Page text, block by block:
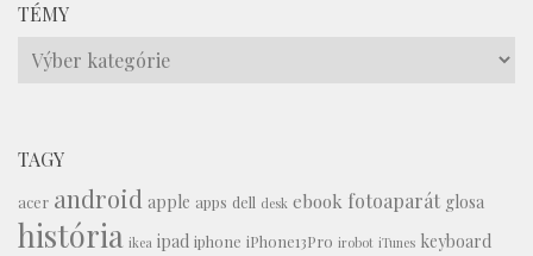
TÉMY
Témy
TAGY
acer android apple apps dell desk ebook fotoaparát glosa
história ikea ipad iphone iPhone13Pro irobot iTunes keyboard